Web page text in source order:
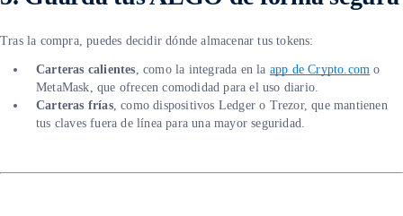
Tras la compra, puedes decidir dónde almacenar tus tokens:
Carteras calientes, como la integrada en la app de Crypto.com o
MetaMask, que ofrecen comodidad para el uso diario.
Carteras frías, como dispositivos Ledger o Trezor, que mantienen
tus claves fuera de línea para una mayor seguridad.